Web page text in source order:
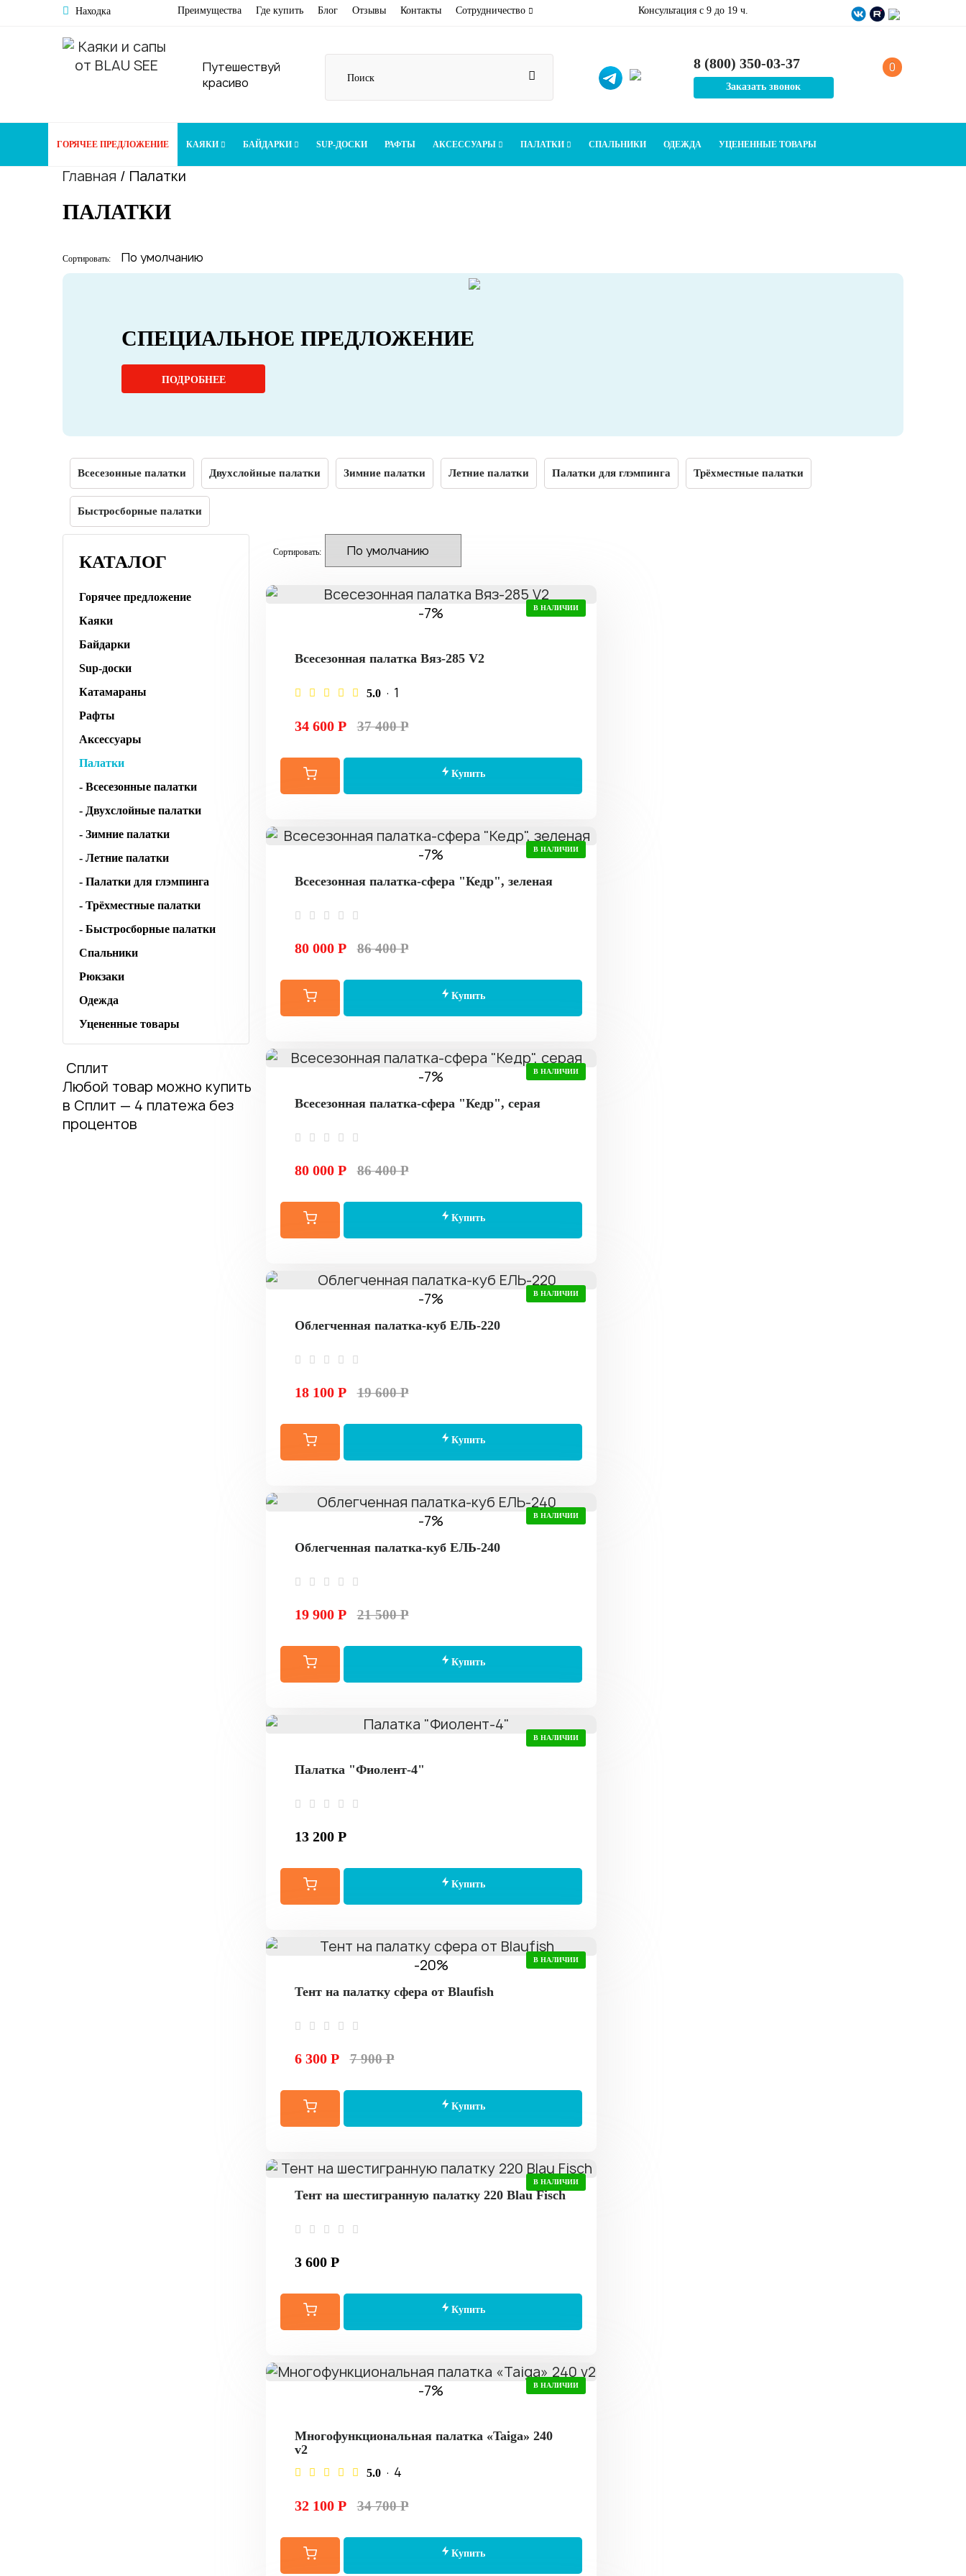
Находка Преимущества Где купить Блог Отзывы Контакты Сотрудничество Консультация c 9 до 19 ч.
Путешествуй
красиво
8 (800) 350-03-37
Заказать звонок
0
ГОРЯЧЕЕ ПРЕДЛОЖЕНИЕ КАЯКИ БАЙДАРКИ SUP-ДОСКИ РАФТЫ АКСЕССУАРЫ ПАЛАТКИ СПАЛЬНИКИ ОДЕЖДА УЦЕНЕННЫЕ ТОВАРЫ
Главная / Палатки
ПАЛАТКИ
Сортировать:
СПЕЦИАЛЬНОЕ ПРЕДЛОЖЕНИЕ
ПОДРОБНЕЕ
Всесезонные палатки Двухслойные палатки Зимние палатки Летние палатки Палатки для глэмпинга Трёхместные палатки
Быстросборные палатки
КАТАЛОГ
Горячее предложение
Каяки
Байдарки
Sup-доски
Катамараны
Рафты
Аксессуары
Палатки
- Всесезонные палатки
- Двухслойные палатки
- Зимние палатки
- Летние палатки
- Палатки для глэмпинга
- Трёхместные палатки
- Быстросборные палатки
Спальники
Рюкзаки
Одежда
Уцененные товары
Сплит
Любой товар можно купить
в Сплит — 4 платежа без
процентов
Сортировать:
-7% В НАЛИЧИИ
Всесезонная палатка Вяз-285 V2
5.0 · 1
34 600 Р 37 400 Р
Купить
-7% В НАЛИЧИИ
Всесезонная палатка-сфера "Кедр", зеленая
80 000 Р 86 400 Р
Купить
-7% В НАЛИЧИИ
Всесезонная палатка-сфера "Кедр", серая
80 000 Р 86 400 Р
Купить
-7% В НАЛИЧИИ
Облегченная палатка-куб ЕЛЬ-220
18 100 Р 19 600 Р
Купить
-7% В НАЛИЧИИ
Облегченная палатка-куб ЕЛЬ-240
19 900 Р 21 500 Р
Купить
В НАЛИЧИИ
Палатка "Фиолент-4"
13 200 Р
Купить
-20% В НАЛИЧИИ
Тент на палатку сфера от Blaufish
6 300 Р 7 900 Р
Купить
В НАЛИЧИИ
Тент на шестигранную палатку 220 Blau Fisch
3 600 Р
Купить
-7% В НАЛИЧИИ
Многофункциональная палатка «Taiga» 240
v2
5.0 · 4
32 100 Р 34 700 Р
Купить